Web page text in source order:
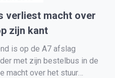
verliest macht over
zijn kant
is op de A7 afslag
met zijn bestelbus in de
macht over het stuur